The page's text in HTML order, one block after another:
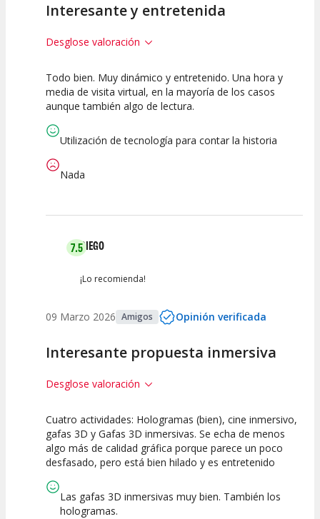
Interesante y entretenida
Desglose valoración
10
Calidad del
10
Puesta en
10
Interpretación
Todo bien. Muy dinámico y entretenido. Una hora y
media de visita virtual, en la mayoría de los casos
aunque también algo de lectura.
Utilización de tecnología para contar la historia
Nada
7.5DIEGO
¡Lo recomienda!
09 Marzo 2026 Amigos Opinión verificada
Interesante propuesta inmersiva
Desglose valoración
7.5
Calidad del
Espectáculo
7.5
Puesta en
Escena
7.5
Interpretación
artística
Cuatro actividades: Hologramas (bien), cine inmersivo,
gafas 3D y Gafas 3D inmersivas. Se echa de menos
algo más de calidad gráfica porque parece un poco
desfasado, pero está bien hilado y es entretenido
Las gafas 3D inmersivas muy bien. También los
hologramas.